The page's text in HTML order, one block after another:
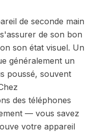
de seconde main
de son bon
son état visuel. Un
généralement un
poussé, souvent
des téléphones
— vous savez
votre appareil